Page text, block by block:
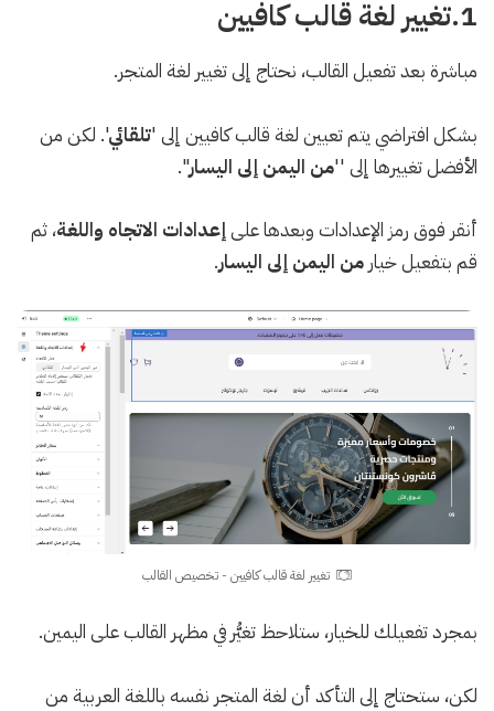
1.تغيير لغة قالب كافيين
مباشرة بعد تفعيل القالب، نحتاج إلى تغيير لغة المتجر.
بشكل افتراضي يتم تعيين لغة قالب كافيين إلى 'تلقائي'. لكن من
الأفضل تغييرها إلى ''من اليمن إلى اليسار".
أنقر فوق رمز الإعدادات وبعدها علىإعدادات الاتجاه واللغة، ثم
قم بتفعيل خيار من اليمن إلى اليسار.
تغيير لغة قالب كافيين - تخصيص القالب
بمجرد تفعيلك للخيار، ستلاحظ تغيُّر في مظهر القالب على اليمين.
لكن، ستحتاج إلى التأكد أن لغة المتجر نفسه باللغة العربية من